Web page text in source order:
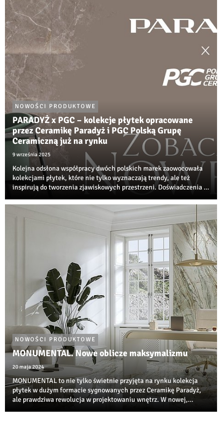
NOWOŚCI PRODUKTOWE
PARADYŻ x PGC – kolekcje płytek opracowane
przez Ceramikę Paradyż i PGC Polską Grupę
Ceramiczną już na rynku
9 września 2025
Kolejna odsłona współpracy dwóch polskich marek zaowocowała
kolekcjami płytek, które nie tylko wyznaczają trendy, ale też
inspirują do tworzenia zjawiskowych przestrzeni. Doświadczenia i
Ceramicznej przyniosły proje...
NOWOŚCI PRODUKTOWE
MONUMENTAL. Nowe oblicze maksymalizmu
20 maja 2024
MONUMENTAL to nie tylko świetnie przyjęta na rynku kolekcja
płytek w dużym formacie sygnowanych przez Ceramikę Paradyż,
ale prawdziwa rewolucja w projektowaniu wnętrz. W nowej,